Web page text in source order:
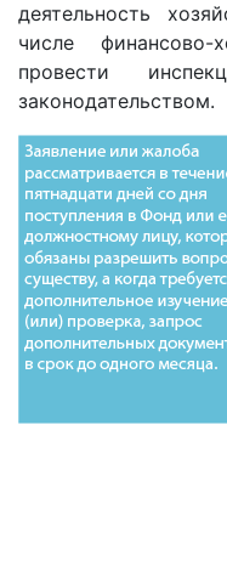
деятельность
числе финансово-
провести
законодательством.